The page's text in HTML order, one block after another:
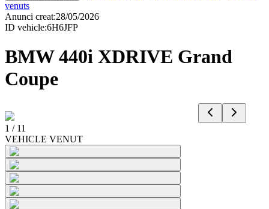
venuts
Anunci creat:28/05/2026
ID vehicle:6H6JFP
BMW 440i XDRIVE Grand
Coupe
1 / 11
VEHICLE VENUT